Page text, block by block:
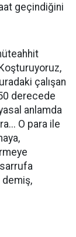
geçindiğini
çalışan
derecede
anlamda
O para ile
demiş,